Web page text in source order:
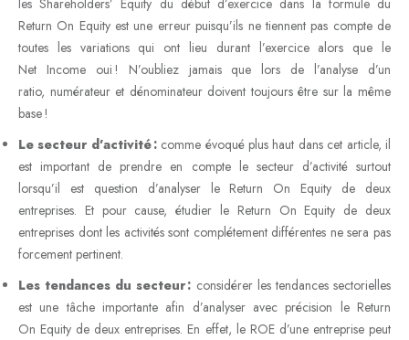
Return On Equity est une erreur puisqu’ils ne tiennent pas compte de
toutes les variations qui ont lieu durant l’exercice alors que le
Net Income oui ! N’oubliez jamais que lors de l’analyse d’un
ratio, numérateur et dénominateur doivent toujours être sur la même
base !
Le secteur d’activité :comme évoqué plus haut dans cet article, il
est important de prendre en compte le secteur d’activité surtout
lorsqu’il est question d’analyser le Return On Equity de deux
entreprises. Et pour cause, étudier le Return On Equity de deux
entreprises dont les activités sont complétement différentes ne sera pas
forcement pertinent.
Les tendances du secteur : considérer les tendances sectorielles
est une tâche importante afin d’analyser avec précision le Return
On Equity de deux entreprises. En effet, le ROE d’une entreprise peut